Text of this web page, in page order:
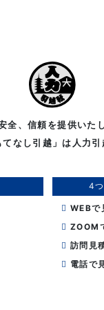
全、信頼を提供いた
てなし引越」は人力
4
WEBで
ZOOM
訪問見
電話で